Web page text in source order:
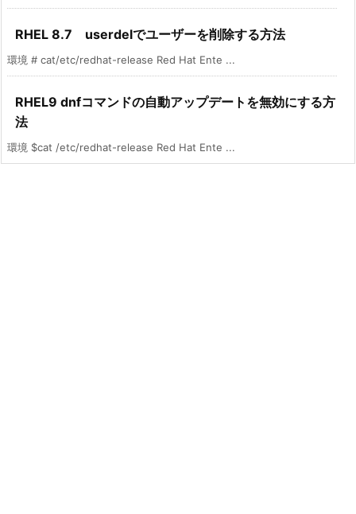
RHEL 8.7 userdelでユーザーを削除する方法
環境 # cat/etc/redhat-release Red Hat Ente ...
RHEL9 dnfコマンドの自動アップデートを無効にする方
法
環境 $cat /etc/redhat-release Red Hat Ente ...